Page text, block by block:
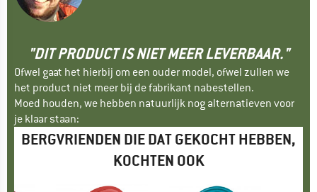
"DIT PRODUCT IS NIET MEER LEVERBAAR."
Ofwel gaat het hierbij om een ouder model, ofwel zullen we
het product niet meer bij de fabrikant nabestellen.
Moed houden, we hebben natuurlijk nog alternatieven voor
je klaar staan:
BERGVRIENDEN DIE DAT GEKOCHT HEBBEN,
KOCHTEN OOK